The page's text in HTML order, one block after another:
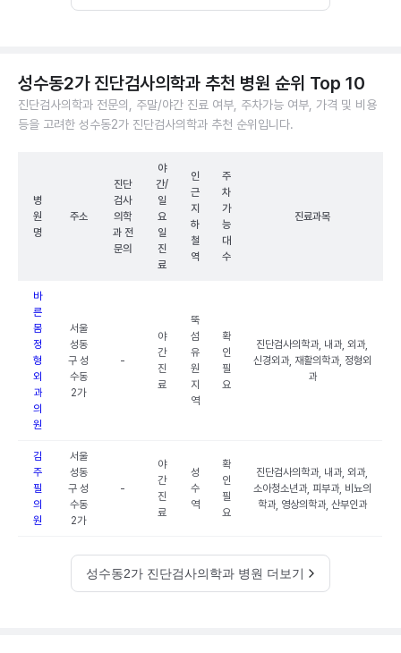
성수동2가 진단검사의학과 추천 병원 순위 Top 10
진단검사의학과 전문의, 주말/야간 진료 여부, 주차가능 여부, 가격 및 비용
등을 고려한 성수동2가 진단검사의학과 추천 순위입니다.
병
원
명
주소
진단
검사
의학
과 전
문의
야
간/
일
요
일
진
료
인
근
지
하
철
역
주
차
가
능
대
수
진료과목
바
른
몸
정
형
외
과
의
원
서울
성동
구 성
수동
2가
-
야
간
진
료
뚝
섬
유
원
지
역
확
인
필
요
진단검사의학과, 내과, 외과,
신경외과, 재활의학과, 정형외
과
김
주
필
의
원
서울
성동
구 성
수동
2가
-
야
간
진
료
성
수
역
확
인
필
요
진단검사의학과, 내과, 외과,
소아청소년과, 피부과, 비뇨의
학과, 영상의학과, 산부인과
성수동2가 진단검사의학과 병원 더보기